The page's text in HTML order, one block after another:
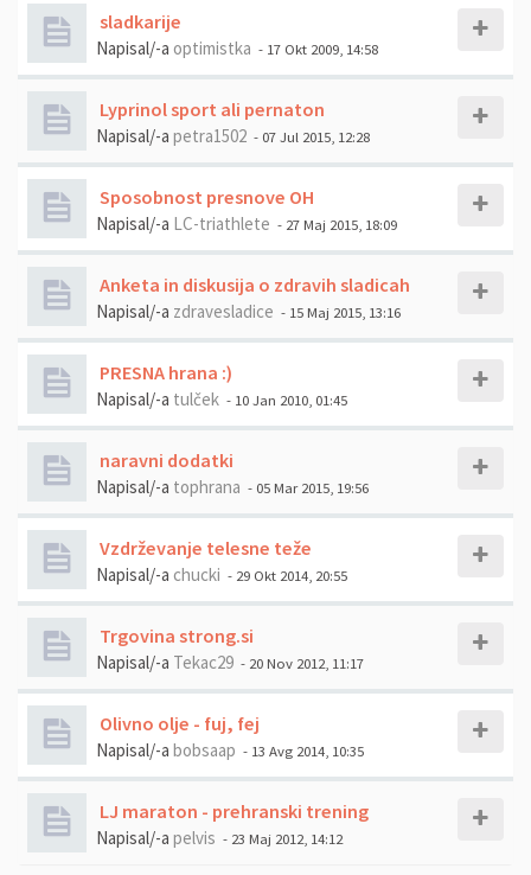
sladkarije
Napisal/-a optimistka - 17 Okt 2009, 14:58
Lyprinol sport ali pernaton
Napisal/-a petra1502 - 07 Jul 2015, 12:28
Sposobnost presnove OH
Napisal/-a LC-triathlete - 27 Maj 2015, 18:09
Anketa in diskusija o zdravih sladicah
Napisal/-a zdravesladice - 15 Maj 2015, 13:16
PRESNA hrana :)
Napisal/-a tulček - 10 Jan 2010, 01:45
naravni dodatki
Napisal/-a tophrana - 05 Mar 2015, 19:56
Vzdrževanje telesne teže
Napisal/-a chucki - 29 Okt 2014, 20:55
Trgovina strong.si
Napisal/-a Tekac29 - 20 Nov 2012, 11:17
Olivno olje - fuj, fej
Napisal/-a bobsaap - 13 Avg 2014, 10:35
LJ maraton - prehranski trening
Napisal/-a pelvis - 23 Maj 2012, 14:12